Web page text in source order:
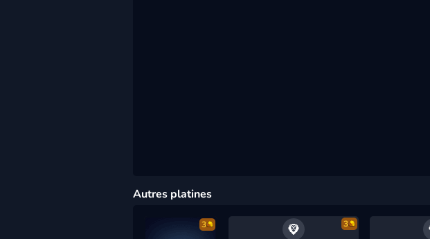
Autres platines
3 3